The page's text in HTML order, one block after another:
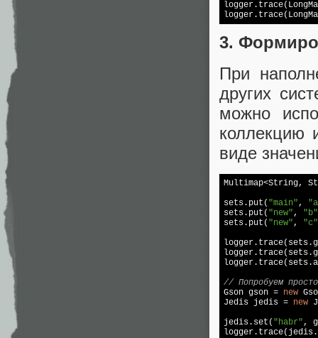
3.
При
других
можно
коллекцию
виде
Multimap<String,
sets.put( "main" ,
sets.put( "new" , "b"
sets.put( "new" , "c"
// Попробуем
Gson gson = new
Jedis jedis = new
jedis.set( "habr" ,